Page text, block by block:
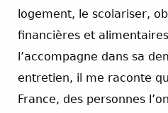
logement, le scolariser,
financières et
l’accompagne dans sa
entretien, il me raconte
France, des personnes